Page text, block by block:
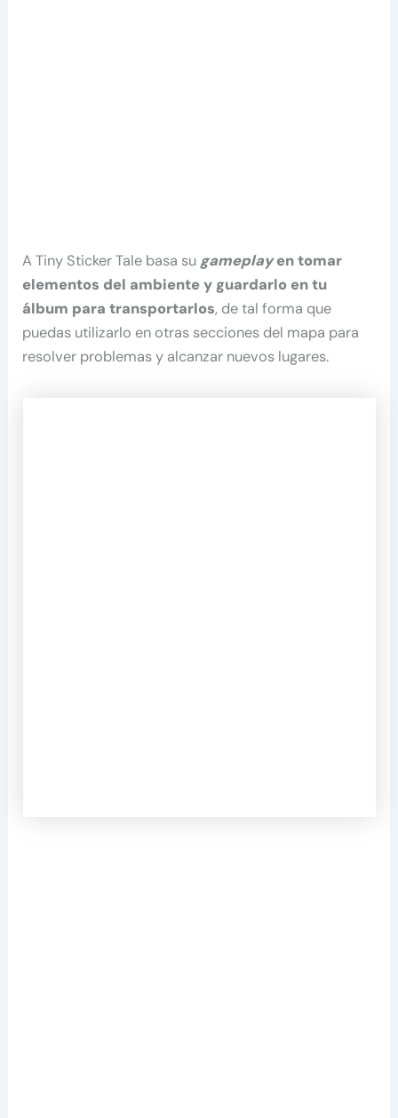
A Tiny Sticker Tale basa su gameplayen tomar
elementos del ambiente y guardarlo en tu
álbum para transportarlos, de tal forma que
puedas utilizarlo en otras secciones del mapa para
resolver problemas y alcanzar nuevos lugares.